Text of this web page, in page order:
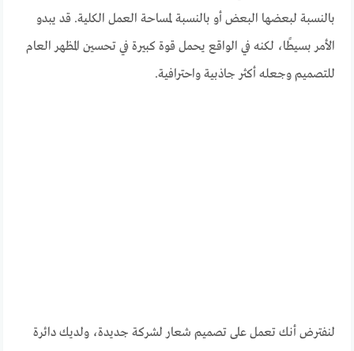
بالنسبة لبعضها البعض أو بالنسبة لمساحة العمل الكلية. قد يبدو
الأمر بسيطًا، لكنه في الواقع يحمل قوة كبيرة في تحسين المظهر العام
للتصميم وجعله أكثر جاذبية واحترافية.
لنفترض أنك تعمل على تصميم شعار لشركة جديدة، ولديك دائرة